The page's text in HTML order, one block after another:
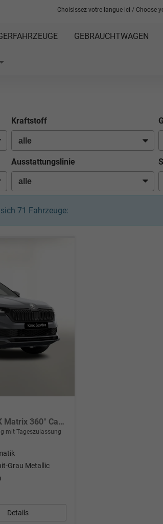
Choisissez votre langue ici / Choose
GEBRAUCHTWAGEN
Kraftstoff
Ausstattungslinie
71 Fahrzeuge:
Sportline DSG 4x4 Sportl Pano AHK Matrix 360° Canton
mit Tageszulassung
Grau Metallic
Details